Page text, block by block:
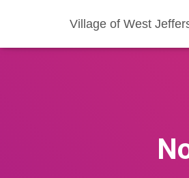
Village of West